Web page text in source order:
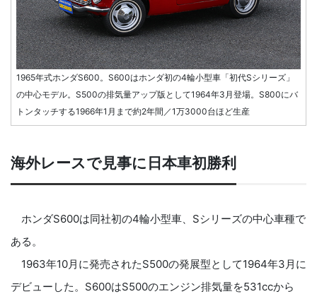
1965年式ホンダS600。S600はホンダ初の4輪小型車「初代Sシリーズ」
の中心モデル。S500の排気量アップ版として1964年3月登場。S800にバ
トンタッチする1966年1月まで約2年間／1万3000台ほど生産
海外レースで見事に日本車初勝利
ホンダS600は同社初の4輪小型車、Sシリーズの中心車種で
ある。
1963年10月に発売されたS500の発展型として1964年3月に
デビューした。S600はS500のエンジン排気量を531ccから